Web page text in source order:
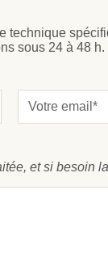
technique
sous 24 à 48
et si besoin